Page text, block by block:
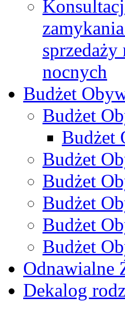
nocnych
Budżet
Budżet
Budżet
Budżet
Budżet
Budżet
Budżet
Budżet
Odnawialne
Dekalog